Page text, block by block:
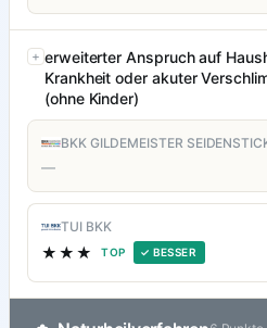
erweiterter Anspruch auf
Krankheit oder akuter
(ohne Kinder)
BKK GILDEMEISTER
—
TUI BKK
★★★ TOP ✓ BESSER